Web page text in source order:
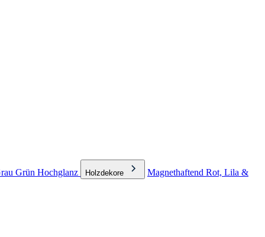
Grün Hochglanz Holzdekore Magnethaftend Rot, Lila &